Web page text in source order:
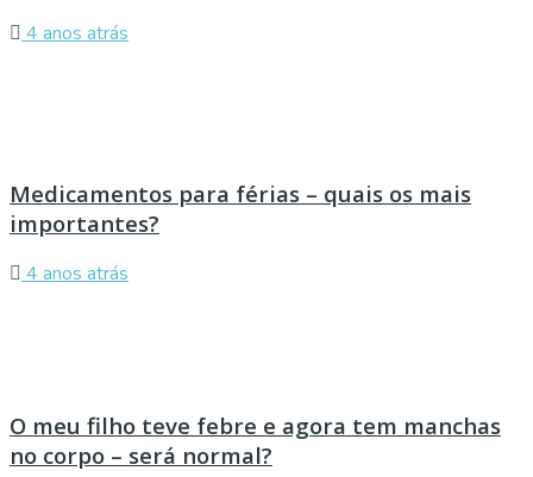
4 anos atrás
Medicamentos para férias – quais os mais
importantes?
4 anos atrás
O meu filho teve febre e agora tem manchas
no corpo – será normal?